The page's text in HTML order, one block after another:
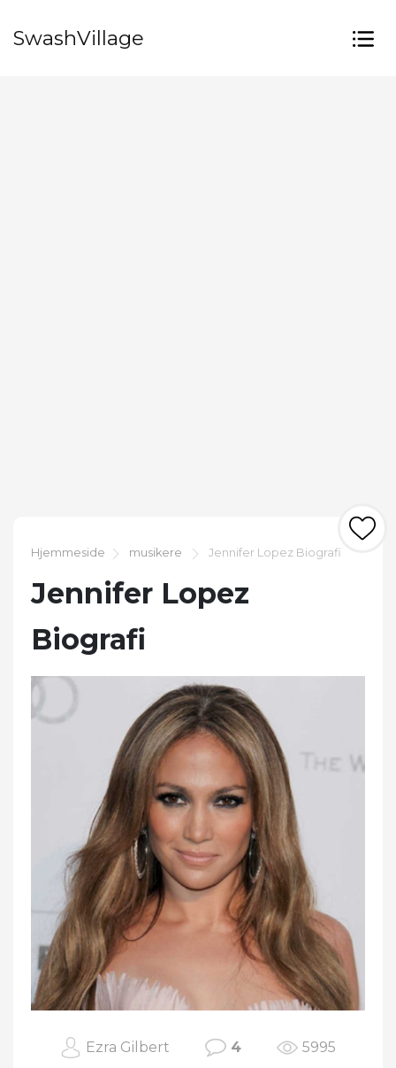
SwashVillage
Hjemmeside musikere Jennifer Lopez Biografi
Jennifer Lopez
Biografi
Ezra Gilbert 4 5995